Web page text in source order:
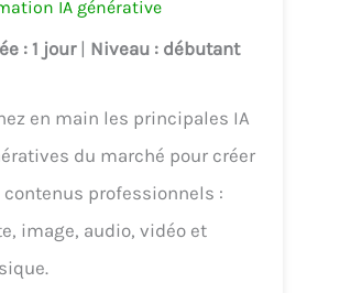
IA générative
: 1 jour | Niveau : débutant
en main les principales IA
du marché pour créer
contenus professionnels :
image, audio, vidéo et